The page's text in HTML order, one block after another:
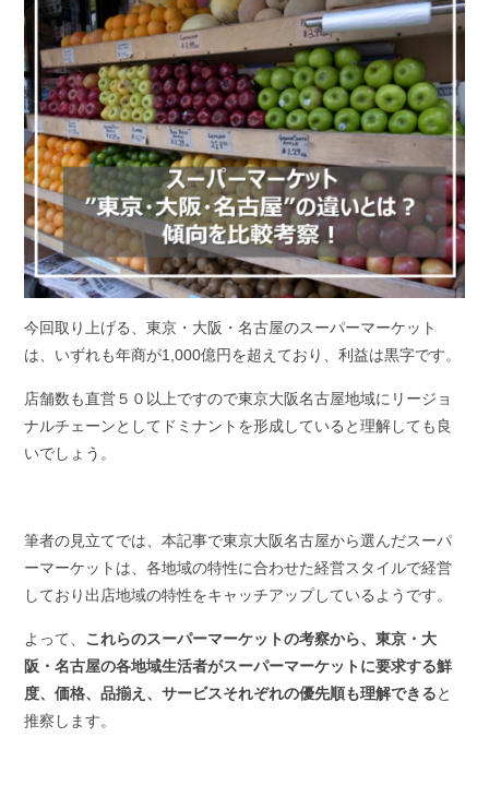
今回取り上げる、東京・大阪・名古屋のスーパーマーケット
は、いずれも年商が1,000億円を超えており、利益は黒字です。
店舗数も直営５０以上ですので東京大阪名古屋地域にリージョ
ナルチェーンとしてドミナントを形成していると理解しても良
いでしょう。
筆者の見立てでは、本記事で東京大阪名古屋から選んだスーパ
ーマーケットは、各地域の特性に合わせた経営スタイルで経営
しており出店地域の特性をキャッチアップしているようです。
よって、 これらのスーパーマーケットの考察から、東京・大
阪・名古屋の各地域生活者がスーパーマーケットに要求する鮮
度、価格、品揃え、サービスそれぞれの優先順も理解できると
推察します。